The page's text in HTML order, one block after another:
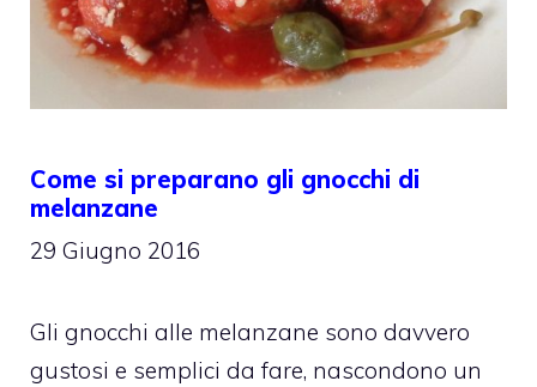
Come si preparano gli gnocchi di
melanzane
29 Giugno 2016
Gli gnocchi alle melanzane sono davvero
gustosi e semplici da fare, nascondono un